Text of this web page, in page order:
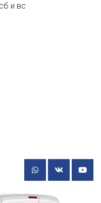
и вс